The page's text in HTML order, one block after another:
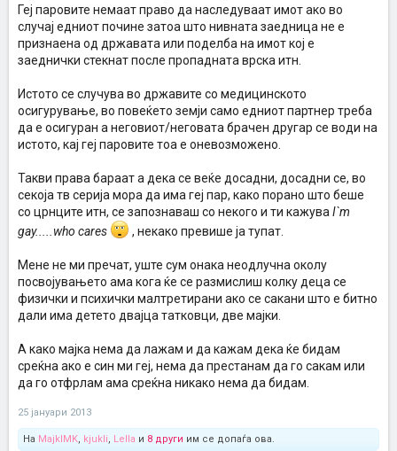
Геј паровите немаат право да наследуваат имот ако во
случај едниот почине затоа што нивната заедница не е
признаена од државата или поделба на имот кој е
заеднички стекнат после пропадната врска итн.
Истото се случува во државите со медицинското
осигурување, во повеќето земји само едниот партнер треба
да е осигуран а неговиот/неговата брачен другар се води на
истото, кај геј паровите тоа е оневозможено.
Такви права бараат а дека се веќе досадни, досадни се, во
секоја тв серија мора да има геј пар, како порано што беше
со црнците итн, се запознаваш со некого и ти кажува I`m
gay.....who cares
, некако превише ја тупат.
Мене не ми пречат, уште сум онака неодлучна околу
посвојувањето ама кога ќе се размислиш колку деца се
физички и психички малтретирани ако се сакани што е битно
дали има детето двајца татковци, две мајки.
А како мајка нема да лажам и да кажам дека ќе бидам
среќна ако е син ми геј, нема да престанам да го сакам или
да го отфрлам ама среќна никако нема да бидам.
25 јануари 2013
На MajklMK, kjukli, Lella и 8 други им се допаѓа ова.